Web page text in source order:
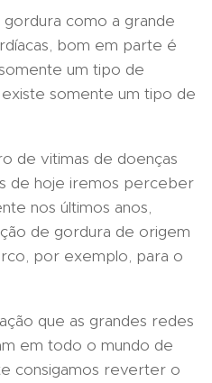
como a grande
bom em parte é
um tipo de
somente um tipo de
vitimas de doenças
de hoje iremos perceber
nos últimos anos,
de gordura de origem
por exemplo, para o
que as grandes redes
em todo o mundo de
consigamos reverter o